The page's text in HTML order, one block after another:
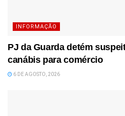
INFORMAÇÃO
PJ da Guarda detém
canábis para comércio
6 DE AGOSTO, 2026